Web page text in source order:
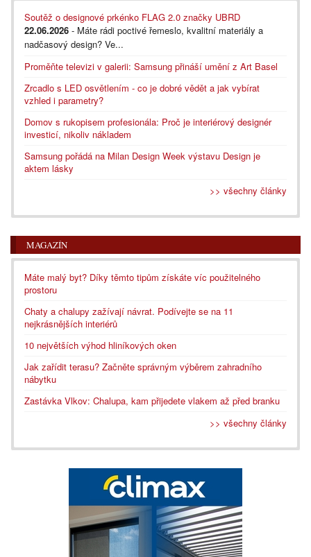
Soutěž o designové prkénko FLAG 2.0 značky UBRD
22.06.2026 - Máte rádi poctivé řemeslo, kvalitní materiály a
nadčasový design? Ve...
Proměňte televizi v galerii: Samsung přináší umění z Art Basel
Zrcadlo s LED osvětlením - co je dobré vědět a jak vybírat
vzhled i parametry?
Domov s rukopisem profesionála: Proč je interiérový designér
investicí, nikoliv nákladem
Samsung pořádá na Milan Design Week výstavu Design je
aktem lásky
>> všechny články
MAGAZÍN
Máte malý byt? Díky těmto tipům získáte víc použitelného
prostoru
Chaty a chalupy zažívají návrat. Podívejte se na 11
nejkrásnějších interiérů
10 největších výhod hliníkových oken
Jak zařídit terasu? Začněte správným výběrem zahradního
nábytku
Zastávka Vlkov: Chalupa, kam přijedete vlakem až před branku
>> všechny články